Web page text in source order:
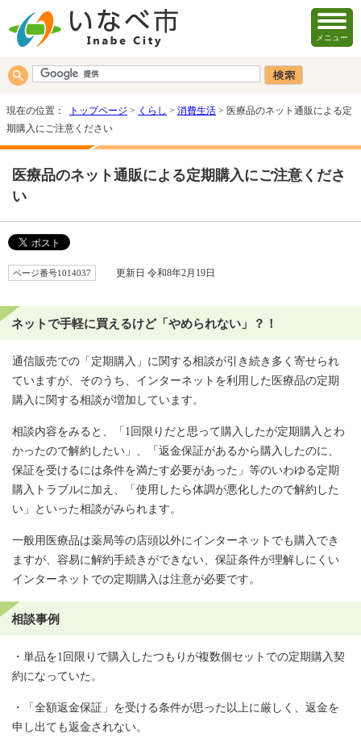
メニュー
現在の位置： トップページ > くらし > 消費生活 > 医療品のネット通販による定
期購入にご注意ください
医療品のネット通販による定期購入にご注意くださ
い
ページ番号1014037 更新日 令和8年2月19日
ネットで手軽に買えるけど「やめられない」？！
通信販売での「定期購入」に関する相談が引き続き多く寄せられ
ていますが、そのうち、インターネットを利用した医療品の定期
購入に関する相談が増加しています。
相談内容をみると、「1回限りだと思って購入したが定期購入とわ
かったので解約したい」、「返金保証があるから購入したのに、
保証を受けるには条件を満たす必要があった」等のいわゆる定期
購入トラブルに加え、「使用したら体調が悪化したので解約した
い」といった相談がみられます。
一般用医療品は薬局等の店頭以外にインターネットでも購入でき
ますが、容易に解約手続きができない、保証条件が理解しにくい
インターネットでの定期購入は注意が必要です。
相談事例
・単品を1回限りで購入したつもりが複数個セットでの定期購入契
約になっていた。
・「全額返金保証」を受ける条件が思った以上に厳しく、返金を
申し出ても返金されない。